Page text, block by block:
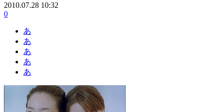
2010.07.28 10:32
0
あ
あ
あ
あ
あ